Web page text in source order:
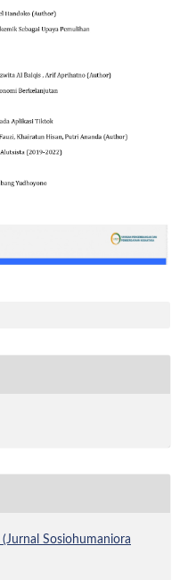
Sosiohumaniora